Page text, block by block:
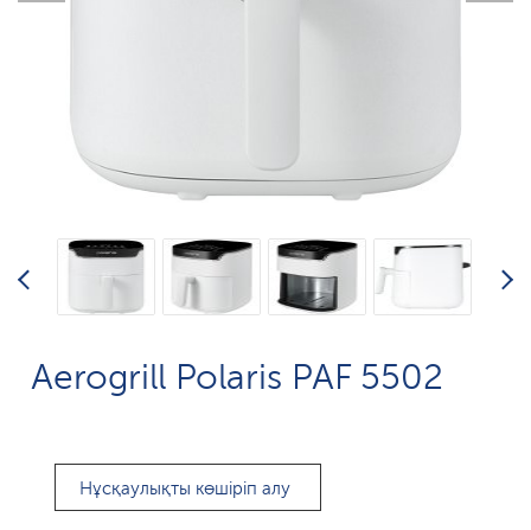
Aerogrill Polaris PAF 5502
Нұсқаулықты көшіріп алу